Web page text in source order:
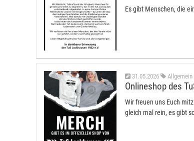
Es gibt Menschen, die
31.05.2026 Allgemein
Onlineshop des
Wir freuen uns Euch
gleich mal rein, es gibt